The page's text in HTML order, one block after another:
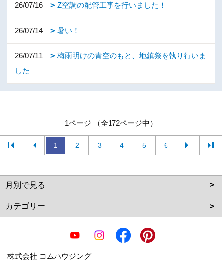
26/07/16 Z空調の配管工事を行いました！
26/07/14 暑い！
26/07/11
梅雨明けの青空のもと、地鎮祭を執り行いま
した
1ページ （全172ページ中）
1 2 3 4 5 6
株式会社 コムハウジング